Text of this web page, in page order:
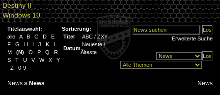
Destiny II
Windows 10
Titelauswahl:
alle
A B C D
E
F
G H I J K
L
M
(N) O P Q
R
S
T U V W X
Y
Z
0-9
Sortierung:
Titel
ABC / ZXY
Datum
Neueste/
Älteste
Erweiterte Suche
News » News News